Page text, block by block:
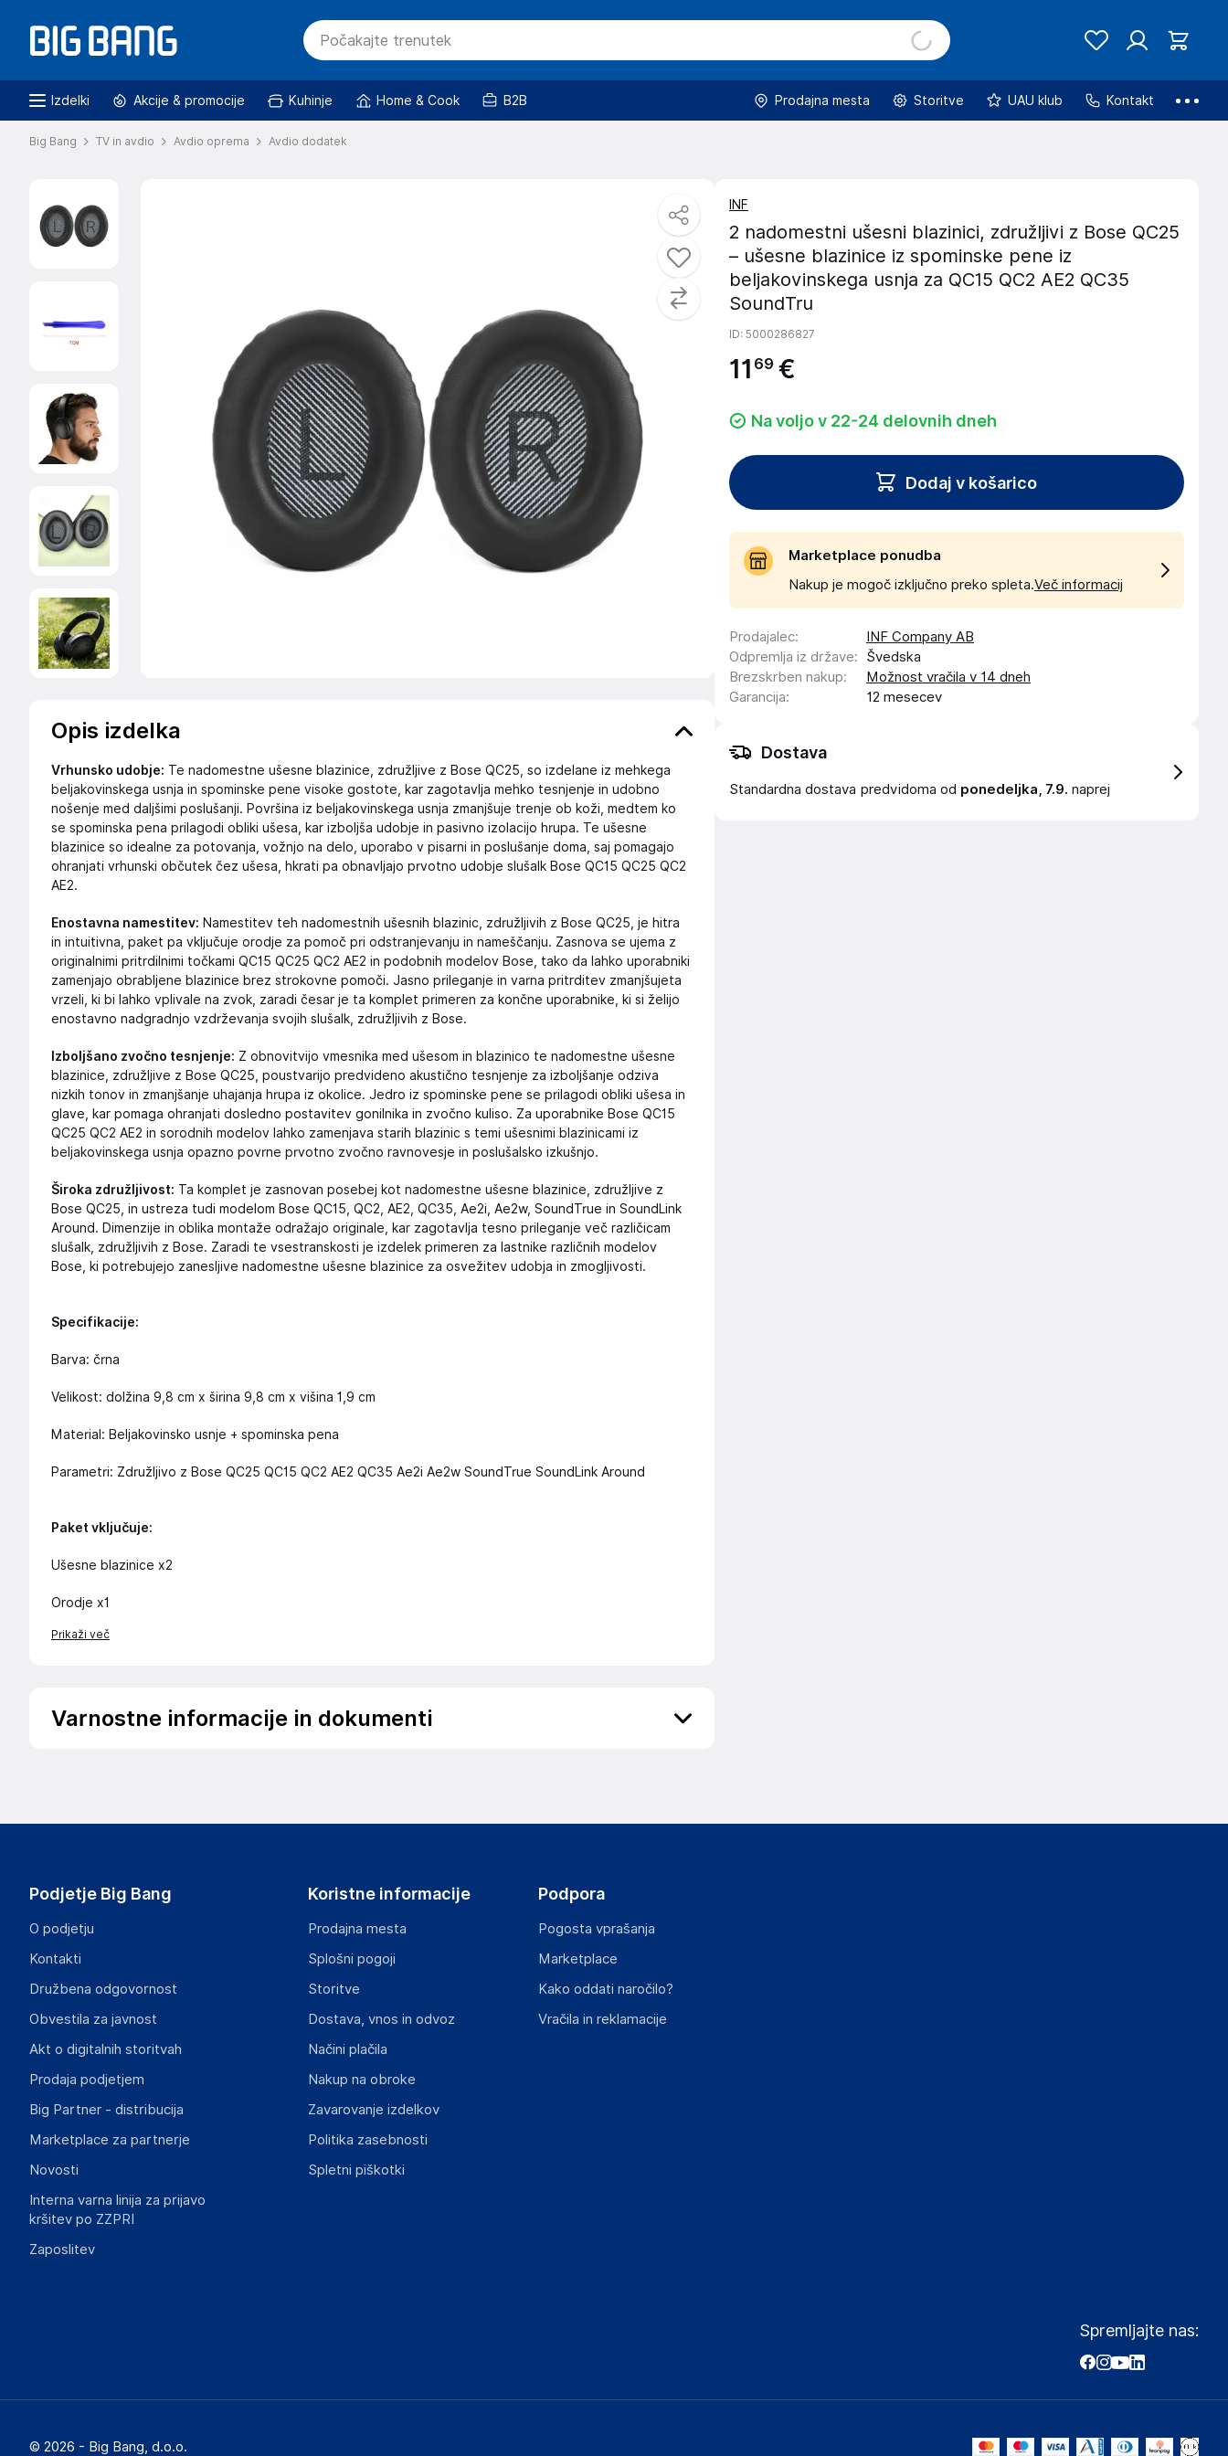
Izdelki Akcije & promocije Kuhinje Home & Cook B2B Prodajna mesta Storitve UAU klub Kontakt
Big Bang TV in avdio Avdio oprema Avdio dodatek
Opis izdelka
Vrhunsko udobje: Te nadomestne ušesne blazinice, združljive z Bose QC25, so izdelane iz mehkega
beljakovinskega usnja in spominske pene visoke gostote, kar zagotavlja mehko tesnjenje in udobno
nošenje med daljšimi poslušanji. Površina iz beljakovinskega usnja zmanjšuje trenje ob koži, medtem ko
se spominska pena prilagodi obliki ušesa, kar izboljša udobje in pasivno izolacijo hrupa. Te ušesne
blazinice so idealne za potovanja, vožnjo na delo, uporabo v pisarni in poslušanje doma, saj pomagajo
ohranjati vrhunski občutek čez ušesa, hkrati pa obnavljajo prvotno udobje slušalk Bose QC15 QC25 QC2
AE2.
Enostavna namestitev: Namestitev teh nadomestnih ušesnih blazinic, združljivih z Bose QC25, je hitra
in intuitivna, paket pa vključuje orodje za pomoč pri odstranjevanju in nameščanju. Zasnova se ujema z
originalnimi pritrdilnimi točkami QC15 QC25 QC2 AE2 in podobnih modelov Bose, tako da lahko uporabniki
zamenjajo obrabljene blazinice brez strokovne pomoči. Jasno prileganje in varna pritrditev zmanjšujeta
vrzeli, ki bi lahko vplivale na zvok, zaradi česar je ta komplet primeren za končne uporabnike, ki si želijo
enostavno nadgradnjo vzdrževanja svojih slušalk, združljivih z Bose.
Izboljšano zvočno tesnjenje: Z obnovitvijo vmesnika med ušesom in blazinico te nadomestne ušesne
blazinice, združljive z Bose QC25, poustvarijo predvideno akustično tesnjenje za izboljšanje odziva
nizkih tonov in zmanjšanje uhajanja hrupa iz okolice. Jedro iz spominske pene se prilagodi obliki ušesa in
glave, kar pomaga ohranjati dosledno postavitev gonilnika in zvočno kuliso. Za uporabnike Bose QC15
QC25 QC2 AE2 in sorodnih modelov lahko zamenjava starih blazinic s temi ušesnimi blazinicami iz
beljakovinskega usnja opazno povrne prvotno zvočno ravnovesje in poslušalsko izkušnjo.
Široka združljivost: Ta komplet je zasnovan posebej kot nadomestne ušesne blazinice, združljive z
Bose QC25, in ustreza tudi modelom Bose QC15, QC2, AE2, QC35, Ae2i, Ae2w, SoundTrue in SoundLink
Around. Dimenzije in oblika montaže odražajo originale, kar zagotavlja tesno prileganje več različicam
slušalk, združljivih z Bose. Zaradi te vsestranskosti je izdelek primeren za lastnike različnih modelov
Bose, ki potrebujejo zanesljive nadomestne ušesne blazinice za osvežitev udobja in zmogljivosti.
Specifikacije:
Barva: črna
Velikost: dolžina 9,8 cm x širina 9,8 cm x višina 1,9 cm
Material: Beljakovinsko usnje + spominska pena
Parametri: Združljivo z Bose QC25 QC15 QC2 AE2 QC35 Ae2i Ae2w SoundTrue SoundLink Around
Paket vključuje:
Ušesne blazinice x2
Orodje x1
Prikaži več
Varnostne informacije in dokumenti
Podatki o proizvajalcu vključujejo informacije (naziv, naslov, državo in elektronski naslov) povezane s
ROOM 1502(A), EASEY COMMERCIAL BUILDING, 253-261 HENNESSY ROAD,WANCHAI, 000 Hong Kong
HK
Odgovorna oseba v EU
INF Company AB
Sweden
support@inf.se
Slike o varnosti izdelka vsebujejo opozorila na embalaži izdelka in lahko vključujejo ključne varnostne
informacije, povezane z določenim izdelkom.
INF
2 nadomestni ušesni blazinici, združljivi z Bose QC25
– ušesne blazinice iz spominske pene iz
beljakovinskega usnja za QC15 QC2 AE2 QC35
SoundTru
ID: 5000286827
11 69 €
Na voljo v 22-24 delovnih dneh
Dodaj v košarico
Marketplace ponudba
Nakup je mogoč izključno preko spleta.Več informacij
Prodajalec:
INF Company AB
Odpremlja iz države:
Švedska
Brezskrben nakup:
Možnost vračila v 14 dneh
Garancija: 12 mesecev
Dostava
Standardna dostava predvidoma od ponedeljka, 7.9. naprej
Podjetje Big Bang
O podjetju
Kontakti
Družbena odgovornost
Obvestila za javnost
Akt o digitalnih storitvah
Prodaja podjetjem
Big Partner - distribucija
Marketplace za partnerje
Novosti
Interna varna linija za prijavo
kršitev po ZZPRI
Zaposlitev
Koristne informacije
Prodajna mesta
Splošni pogoji
Storitve
Dostava, vnos in odvoz
Načini plačila
Nakup na obroke
Zavarovanje izdelkov
Politika zasebnosti
Spletni piškotki
Podpora
Pogosta vprašanja
Marketplace
Kako oddati naročilo?
Vračila in reklamacije
Spremljajte nas:
© 2026 - Big Bang, d.o.o.